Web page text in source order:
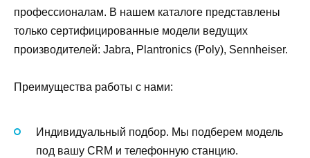
профессионалам. В нашем каталоге представлены
только сертифицированные модели ведущих
производителей: Jabra, Plantronics (Poly), Sennheiser.
Преимущества работы с нами:
Индивидуальный подбор. Мы подберем модель
под вашу CRM и телефонную станцию.